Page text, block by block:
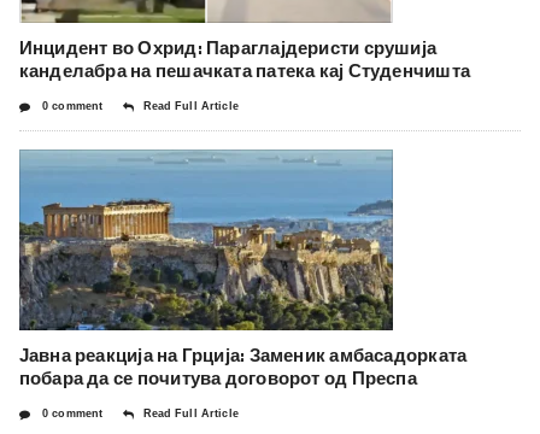
Инцидент во Охрид: Параглајдеристи срушија
канделабра на пешачката патека кај Студенчишта
0 comment Read Full Article
Јавна реакција на Грција: Заменик амбасадорката
побара да се почитува договорот од Преспа
0 comment Read Full Article